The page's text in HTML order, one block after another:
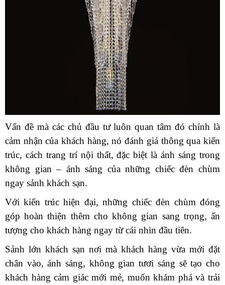
Vấn đề mà các chủ đầu tư luôn quan tâm đó chính là
cảm nhận của khách hàng, nó đánh giá thông qua kiến
trúc, cách trang trí nội thất, đặc biệt là ánh sáng trong
không gian – ánh sáng của những chiếc đèn chùm
ngay sảnh khách sạn.
Với kiến trúc hiện đại, những chiếc đèn chùm đóng
góp hoàn thiện thêm cho không gian sang trọng, ấn
tượng cho khách hàng ngay từ cái nhìn đầu tiên.
Sảnh lớn khách sạn nơi mà khách hàng vừa mới đặt
chân vào, ánh sáng, không gian tươi sáng sẽ tạo cho
khách hàng cảm giác mới mẻ, muốn khám phá và trải